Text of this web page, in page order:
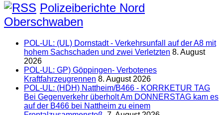
Polizeiberichte Nord
Oberschwaben
POL-UL: (UL) Dornstadt - Verkehrsunfall auf der A8 mit
hohem Sachschaden und zwei Verletzten 8. August
2026
POL-UL: GP) Göppingen- Verbotenes
Kraftfahrzeugrennen 8. August 2026
POL-UL: (HDH) Nattheim/B466 - KORRKETUR TAG
Bei Gegenverkehr überholt Am DONNERSTAG kam es
auf der B466 bei Nattheim zu einem